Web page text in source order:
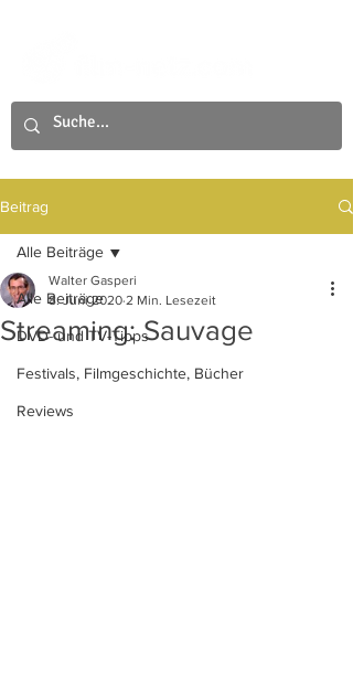
Beitrag
Alle Beiträge
DVD- und TV-Tipps
Festivals, Filmgeschichte, Bücher
Reviews
Alle Beiträge
Streaming: Sauvage
Walter Gasperi
8. Juni 2020 2 Min. Lesezeit